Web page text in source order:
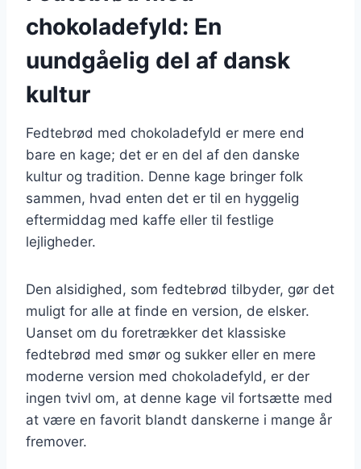
chokoladefyld: En
uundgåelig del af dansk
kultur
Fedtebrød med chokoladefyld er mere end
bare en kage; det er en del af den danske
kultur og tradition. Denne kage bringer folk
sammen, hvad enten det er til en hyggelig
eftermiddag med kaffe eller til festlige
lejligheder.
Den alsidighed, som fedtebrød tilbyder, gør det
muligt for alle at finde en version, de elsker.
Uanset om du foretrækker det klassiske
fedtebrød med smør og sukker eller en mere
moderne version med chokoladefyld, er der
ingen tvivl om, at denne kage vil fortsætte med
at være en favorit blandt danskerne i mange år
fremover.